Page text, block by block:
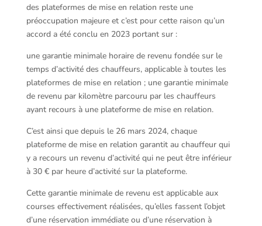
des plateformes de mise en relation reste une
préoccupation majeure et c’est pour cette raison qu’un
accord a été conclu en 2023 portant sur :
une garantie minimale horaire de revenu fondée sur le
temps d’activité des chauffeurs, applicable à toutes les
plateformes de mise en relation ; une garantie minimale
de revenu par kilomètre parcouru par les chauffeurs
ayant recours à une plateforme de mise en relation.
C’est ainsi que depuis le 26 mars 2024, chaque
plateforme de mise en relation garantit au chauffeur qui
y a recours un revenu d’activité qui ne peut être inférieur
à 30 € par heure d’activité sur la plateforme.
Cette garantie minimale de revenu est applicable aux
courses effectivement réalisées, qu’elles fassent l’objet
d’une réservation immédiate ou d’une réservation à